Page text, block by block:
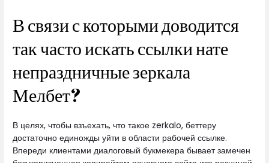
В связи с которыми доводится
так часто искать ссылки нате
непраздничные зеркала
Мелбет?
В целях, чтобы взъехать, что такое zerkalo, беттеру
достаточно единожды уйти в области рабочей ссылке.
Впереди клиентами диалоговый букмекера бывает замечен